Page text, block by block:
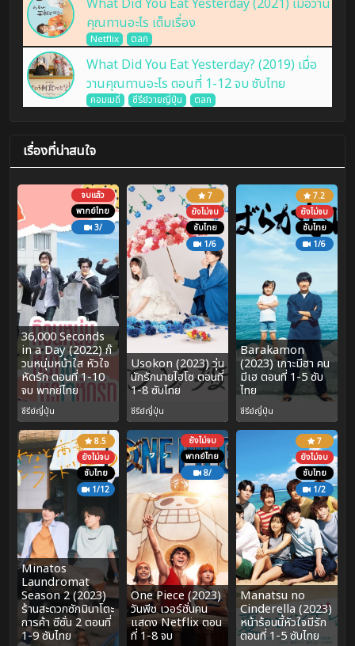
What Did You Eat Yesterday (2021) เมื่อวาน
คุณทานอะไร เต็มเรื่อง
Netflix ตลก
What Did You Eat Yesterday? (2019) เมื่อ
วานคุณทานอะไร ตอนที่ 1-12 จบ ซับไทย
คอมเมดี้ ซีรีย์วายญี่ปุ่น ตลก
เรื่องที่น่าสนใจ
จบแล้ว
พากย์ไทย
3/
36,000 Seconds
in a Day (2022) ก๊
วนหนุ่มหน้าใส หัวใจ
หัดรัก ตอนที่ 1-10
จบ พากย์ไทย
ซีรีย์ญี่ปุ่น
7
ยังไม่จบ
ซับไทย
1/6
Usokon (2023) วุ่น
นักรักนายไฮโซ ตอนที่
1-8 ซับไทย
ซีรีย์ญี่ปุ่น
7.2
ยังไม่จบ
ซับไทย
1/6
Barakamon
(2023) เกาะมีฮา คน
มีเฮ ตอนที่ 1-5 ซับ
ไทย
ซีรีย์ญี่ปุ่น
8.5
ยังไม่จบ
ซับไทย
1/12
Minatos
Laundromat
Season 2 (2023)
ร้านสะดวกซักมินาโตะ
การค้า ซีซั่น 2 ตอนที่
1-9 ซับไทย
ยังไม่จบ
พากย์ไทย
8/
One Piece (2023)
วันพีช เวอร์ชั่นคน
แสดง Netflix ตอน
ที่ 1-8 จบ
7
ยังไม่จบ
ซับไทย
1/2
Manatsu no
Cinderella (2023)
หน้าร้อนนี้หัวใจมีรัก
ตอนที่ 1-5 ซับไทย